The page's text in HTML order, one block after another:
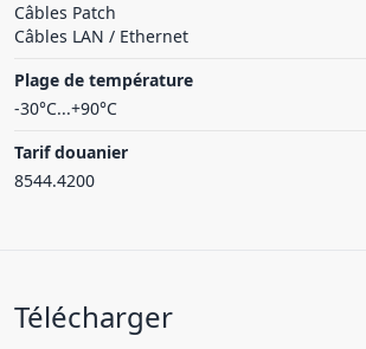
Câbles Patch
Câbles LAN / Ethernet
Plage de température
-30°C...+90°C
Tarif douanier
8544.4200
Télécharger